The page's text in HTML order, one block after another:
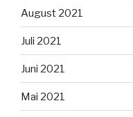
August 2021
Juli 2021
Juni 2021
Mai 2021